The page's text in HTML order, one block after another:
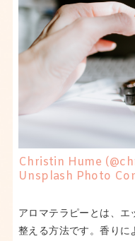
Christin Hume
Unsplash Photo
アロマテラピーとは、エ
整える方法です。香りに